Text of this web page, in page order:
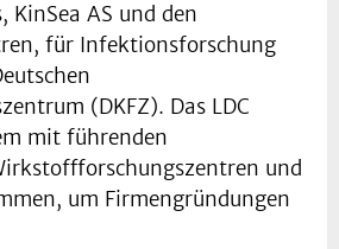
KinSea AS und den
für Infektionsforschung
(DKFZ). Das LDC
mit führenden
und
um Firmengründungen